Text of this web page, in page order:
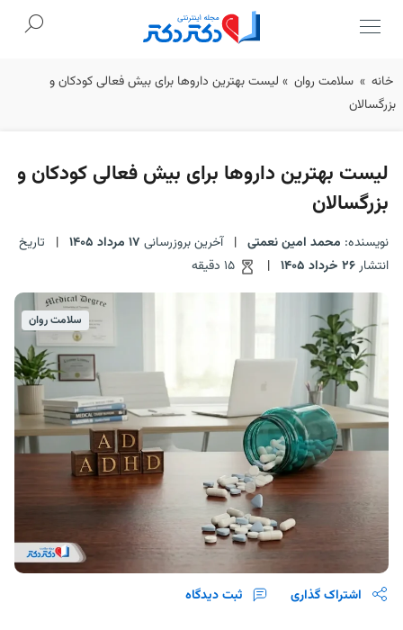
Skip
خانه » سلامت روان » لیست بهترین داروها برای بیش فعالی کودکان و
بزرگسالان
لیست بهترین داروها برای بیش فعالی کودکان و
بزرگسالان
نویسنده: محمد امین نعمتی | آخرین بروزرسانی 17 مرداد 1405 |
تاریخ
انتشار26 خرداد 1405 |
سلامت روان
اشتراک گذاری ثبت دیدگاه